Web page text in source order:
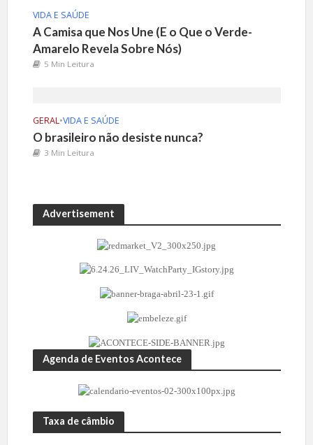
VIDA E SAÚDE
A Camisa que Nos Une (E o Que o Verde-
Amarelo Revela Sobre Nós)
5 Min Leitura
GERAL•VIDA E SAÚDE
O brasileiro não desiste nunca?
3 Min Leitura
Advertisement
Agenda de Eventos Acontece
Taxa de câmbio